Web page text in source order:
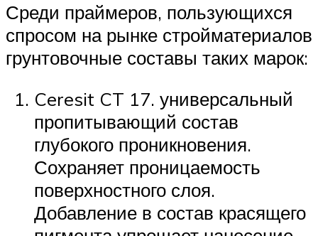
Среди праймеров, пользующихся
спросом на рынке стройматериалов
грунтовочные составы таких марок:
Ceresit CT 17. универсальный
пропитывающий состав
глубокого проникновения.
Сохраняет проницаемость
поверхностного слоя.
Добавление в состав красящего